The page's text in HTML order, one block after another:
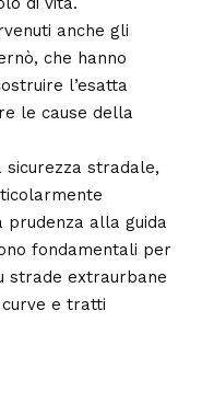
anche gli
che hanno
l’esatta
le cause della
sicurezza stradale,
prudenza alla guida
fondamentali per
strade extraurbane
e tratti